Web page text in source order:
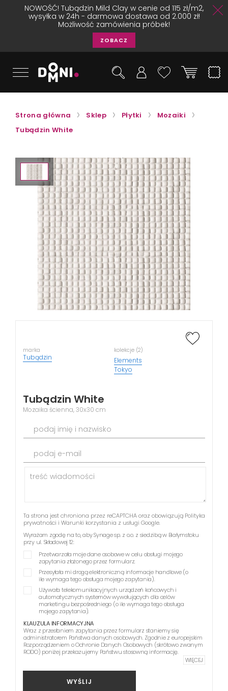
NOWOŚĆ! Tubądzin Mild Clay w cenie od 115 zł/m2,
wysyłka w 24h - darmowa dostawa od 2.000 zł!
Możliwość zamówienia próbek!
ZOBACZ
Strona główna Sklep Płytki
Mozaiki
Tubądzin White
marka
Tubądzin
kolekcje (2)
Elements
Tokyo
Tubądzin White
Mozaika ścienna, 30x30 cm
podaj imię i nazwisko
podaj e-mail
Ta strona jest chroniona przez reCAPTCHA oraz obowiązują Polityka
prywatności i Warunki korzystania z usługi Google.
Wyrażam zgodę na to, aby Synage sp. z o.o. z siedzibą w Białymstoku
przy ul. Składowej 12:
Przetwarzała moje dane osobowe w celu obsługi mojego
zapytania złożonego przez formularz.
Przesyłała mi drogą elektroniczną informacje handlowe (o
ile wymaga tego obsługa mojego zapytania).
Używała telekomunikacyjnych urządzeń końcowych i
automatycznych systemów wywołujących dla celów
marketingu bezpośredniego (o ile wymaga tego obsługa
mojego zapytania).
KLAUZULA INFORMACYJNA
Wraz z przesłaniem zapytania przez formularz staniemy się
administratorem Państwa danych osobowych. Zgodnie z europejskim
Rozporządzeniem o Ochronie Danych Osobowych (skrótowo zwanym
RODO) poniżej przekazujemy Państwu stosowną informację.
WIĘCEJ
WYŚLIJ